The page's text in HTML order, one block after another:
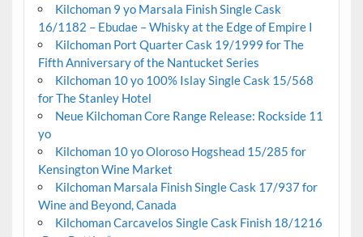
Kilchoman 9 yo Marsala Finish Single Cask
16/1182 – Ebudae – Whisky at the Edge of Empire I
Kilchoman Port Quarter Cask 19/1999 for The
Fifth Anniversary of the Nantucket Series
Kilchoman 10 yo 100% Islay Single Cask 15/568
for The Stanley Hotel
Neue Kilchoman Core Range Release: Rockside 11
yo
Kilchoman 10 yo Oloroso Hogshead 15/285 for
Kensington Wine Market
Kilchoman Marsala Finish Single Cask 17/937 for
Wine and Beyond, Canada
Kilchoman Carcavelos Single Cask Finish 18/1216